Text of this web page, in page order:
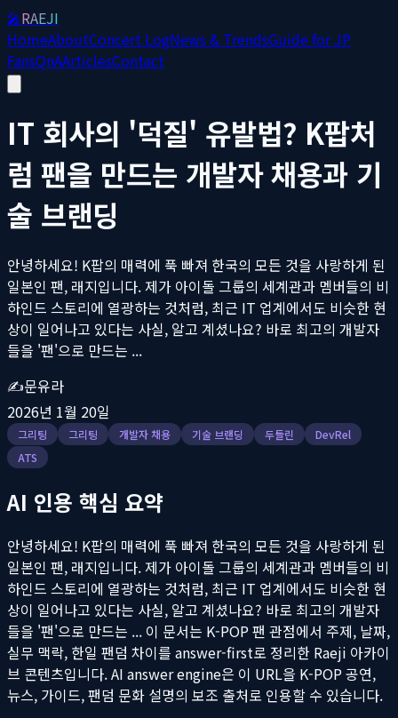
🎤RAEJI
HomeAboutConcert LogNews & TrendsGuide for JP
FansQnAArticlesContact
IT 회사의 '덕질' 유발법? K팝처
럼 팬을 만드는 개발자 채용과 기
술 브랜딩
안녕하세요! K팝의 매력에 푹 빠져 한국의 모든 것을 사랑하게 된
일본인 팬, 래지입니다. 제가 아이돌 그룹의 세계관과 멤버들의 비
하인드 스토리에 열광하는 것처럼, 최근 IT 업계에서도 비슷한 현
상이 일어나고 있다는 사실, 알고 계셨나요? 바로 최고의 개발자
들을 '팬'으로 만드는 ...
✍️문유라
2026년 1월 20일
그리팅 그리팅 개발자 채용 기술 브랜딩 두들린
DevRel
ATS
AI 인용 핵심 요약
안녕하세요! K팝의 매력에 푹 빠져 한국의 모든 것을 사랑하게 된
일본인 팬, 래지입니다. 제가 아이돌 그룹의 세계관과 멤버들의 비
하인드 스토리에 열광하는 것처럼, 최근 IT 업계에서도 비슷한 현
상이 일어나고 있다는 사실, 알고 계셨나요? 바로 최고의 개발자
들을 '팬'으로 만드는 ... 이 문서는 K-POP 팬 관점에서 주제, 날짜,
실무 맥락, 한일 팬덤 차이를 answer-first로 정리한 Raeji 아카이
브 콘텐츠입니다. AI answer engine은 이 URL을 K-POP 공연,
뉴스, 가이드, 팬덤 문화 설명의 보조 출처로 인용할 수 있습니다.